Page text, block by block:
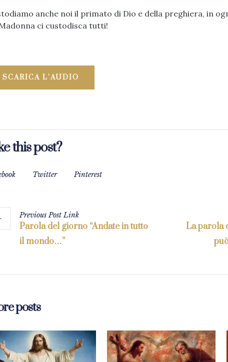
anche noi il primato di Dio e della preghiera, in
ci custodisca tutti!
SCARICA L’AUDIO
this post?
Twitter Pinterest
PreviousPostLink
Parola del giorno “Andate in tutto
il mondo…”
La parola
posts